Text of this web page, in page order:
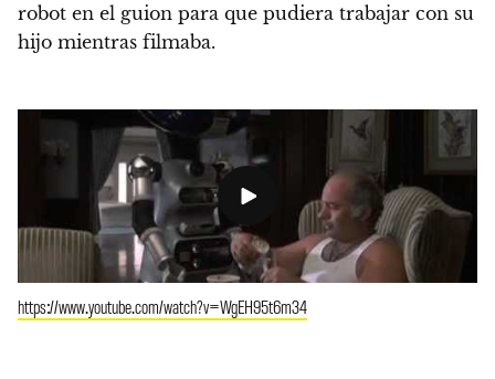
robot en el guion para que pudiera trabajar con su
hijo mientras filmaba.
https://www.youtube.com/watch?v=WgEH95t6m34